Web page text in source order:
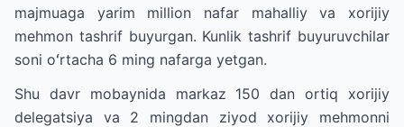
majmuaga yarim million nafar mahalliy va xorijiy
mehmon tashrif buyurgan. Kunlik tashrif buyuruvchilar
soni oʻrtacha 6 ming nafarga yetgan.
Shu davr mobaynida markaz 150 dan ortiq xorijiy
delegatsiya va 2 mingdan ziyod xorijiy mehmonni